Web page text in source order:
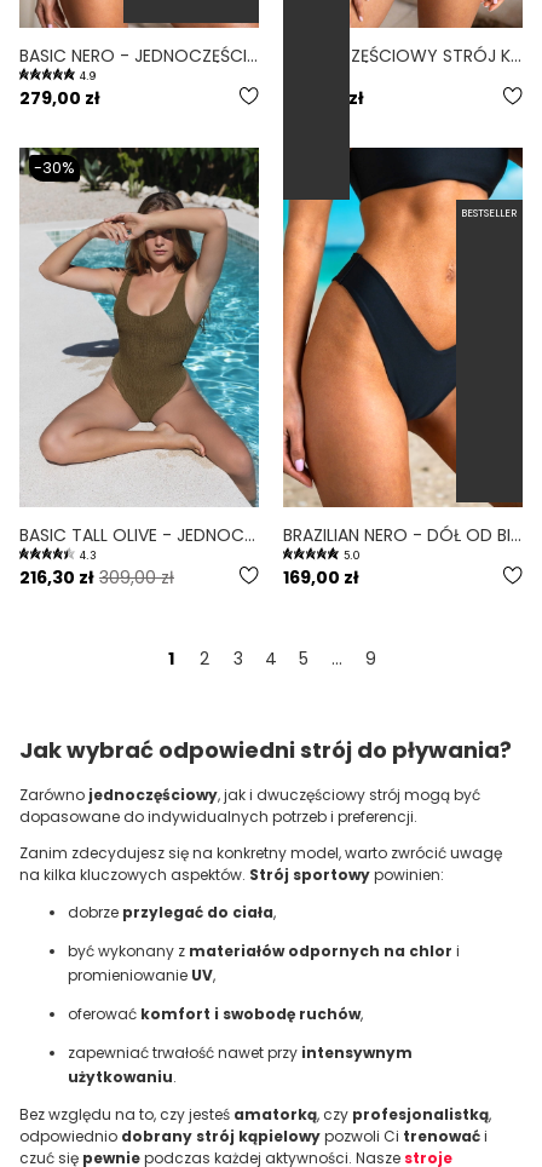
BASIC NERO - JEDNOCZĘŚCIOWY STRÓJ KĄPIELOWY MODELUJĄCY ZABUDOWANY CZARNY
4.9
279,00 zł
JEDNOCZĘŚCIOWY STRÓJ KĄPIELOWY MODELUJĄCY ZABUDOWANY BASIC SCRUNCHIE CZARNY NERO
289,00 zł
-30%
BASIC TALL OLIVE - JEDNOCZĘŚCIOWY STRÓJ KĄPIELOWY DLA WYSOKICH MODELUJĄCY SCRUNCHIE OLIWKOWY
4.3
216,30 zł 309,00 zł
BESTSELLER
BRAZILIAN NERO - DÓŁ OD BIKINI BRAZYLIJSKI WYCIĘTY CZARNY
5.0
169,00 zł
1 2 3 4 5 ... 9
Jak wybrać odpowiedni strój do pływania?
Zarówno jednoczęściowy, jak i dwuczęściowy strój mogą być
dopasowane do indywidualnych potrzeb i preferencji.
Zanim zdecydujesz się na konkretny model, warto zwrócić uwagę
na kilka kluczowych aspektów. Strój sportowypowinien:
dobrze przylegać do ciała,
być wykonany z materiałów odpornych na chlor i
promieniowanie UV,
oferować komfort i swobodę ruchów,
zapewniać trwałość nawet przy intensywnym
użytkowaniu.
Bez względu na to, czy jesteś amatorką, czy profesjonalistką,
odpowiednio dobrany strój kąpielowypozwoli Ci trenowaći
czuć się pewniepodczas każdej aktywności. Nasze stroje